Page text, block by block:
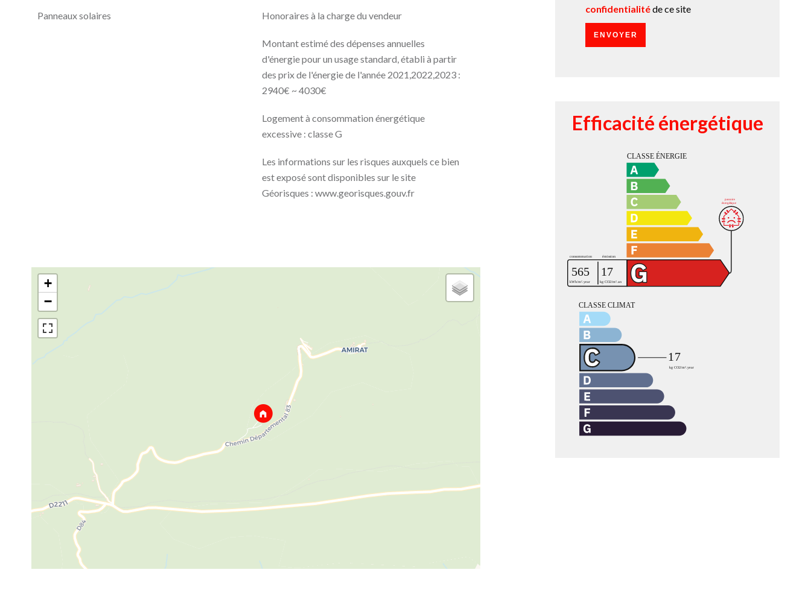
Panneaux solaires Honoraires à la charge du vendeur
Montant estimé des dépenses annuelles
d'énergie pour un usage standard, établi à partir
des prix de l'énergie de l'année 2021,2022,2023 :
2940€ ~ 4030€
Logement à consommation énergétique
excessive : classe G
Les informations sur les risques auxquels ce bien
est exposé sont disponibles sur le site
Géorisques : www.georisques.gouv.fr
+
−
confidentialitéde ce site
ENVOYER
Efficacité énergétique